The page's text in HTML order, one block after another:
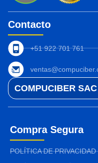
Contacto
+51 922 701 761
COMPUCIBER
Compra Segura
POLÍTICA DE PRIVACIDAD